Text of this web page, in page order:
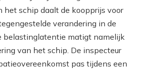
het schip daalt de koopprijs voor
verandering in de
belastinglatentie matigt namelijk
van het schip. De inspecteur
pas tijdens een